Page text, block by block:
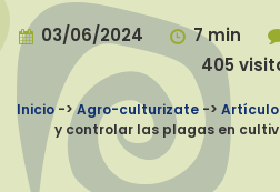
03/06/2024 7 min
405
Inicio->Agro-culturizate ->
y controlar las plagas en